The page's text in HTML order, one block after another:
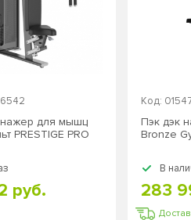
для мышц
PRESTIGE PRO
руб.
Код:
Пэк дэк
Bronze
В
283